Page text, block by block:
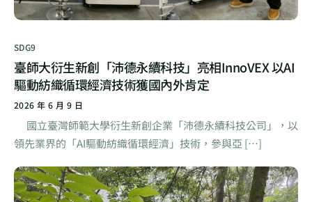
SDG9
臺師大衍生新創「沛德永續科技」亮相InnoVEX 以AI
驅動紡織循環經濟技術獲國內外肯定
2026 年 6 月 9 日
國立臺灣師範大學衍生新創企業「沛德永續科技公司」，以
領先業界的「AI驅動紡織循環經濟」技術，參與亞 […]